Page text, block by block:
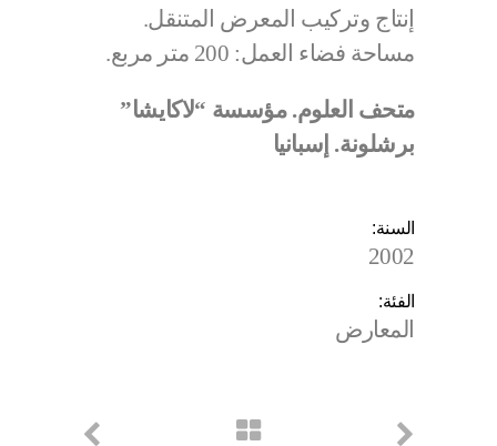
إنتاج وتركيب المعرض المتنقل.
مساحة فضاء العمل: 200 متر مربع.
متحف العلوم. مؤسسة “لاكايشا”
برشلونة. إسبانيا
السنة:
2002
الفئة:
المعارض